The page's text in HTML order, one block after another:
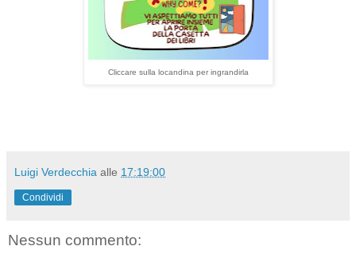
Cliccare sulla locandina per ingrandirla
Luigi Verdecchia alle 17:19:00
Condividi
Nessun commento: